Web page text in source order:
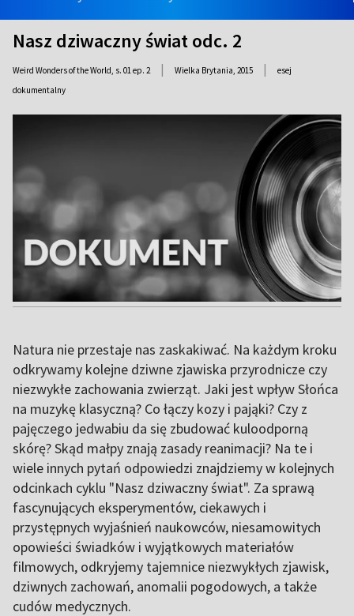
Nasz dziwaczny świat odc. 2
Weird Wonders of the World, s. 01 ep. 2 | Wielka Brytania, 2015 |
esej
dokumentalny
Natura nie przestaje nas zaskakiwać. Na każdym kroku
odkrywamy kolejne dziwne zjawiska przyrodnicze czy
niezwykłe zachowania zwierząt. Jaki jest wpływ Słońca
na muzykę klasyczną? Co łączy kozy i pająki? Czy z
pajęczego jedwabiu da się zbudować kuloodporną
skórę? Skąd małpy znają zasady reanimacji? Na te i
wiele innych pytań odpowiedzi znajdziemy w kolejnych
odcinkach cyklu "Nasz dziwaczny świat". Za sprawą
fascynujących eksperymentów, ciekawych i
przystępnych wyjaśnień naukowców, niesamowitych
opowieści świadków i wyjątkowych materiałów
filmowych, odkryjemy tajemnice niezwykłych zjawisk,
dziwnych zachowań, anomalii pogodowych, a także
cudów medycznych.